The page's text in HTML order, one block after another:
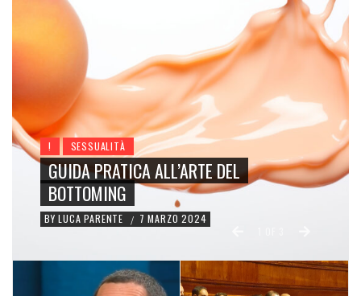
! SESSUALITÀ
GUIDA PRATICA ALL’ARTE DEL
BOTTOMING
BY LUCA PARENTE / 7 MARZO 2024